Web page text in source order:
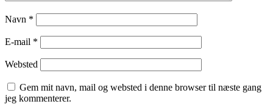
Navn *
E-mail *
Websted
Gem mit navn, mail og websted i denne browser til næste gang
jeg kommenterer.